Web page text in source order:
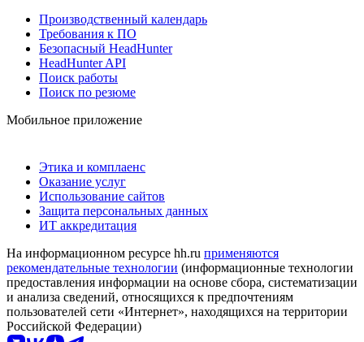
Производственный календарь
Требования к ПО
Безопасный HeadHunter
HeadHunter API
Поиск работы
Поиск по резюме
Мобильное приложение
Этика и комплаенс
Оказание услуг
Использование сайтов
Защита персональных данных
ИТ аккредитация
На информационном ресурсе hh.ru применяются
рекомендательные технологии (информационные технологии
предоставления информации на основе сбора, систематизации
и анализа сведений, относящихся к предпочтениям
пользователей сети «Интернет», находящихся на территории
Российской Федерации)